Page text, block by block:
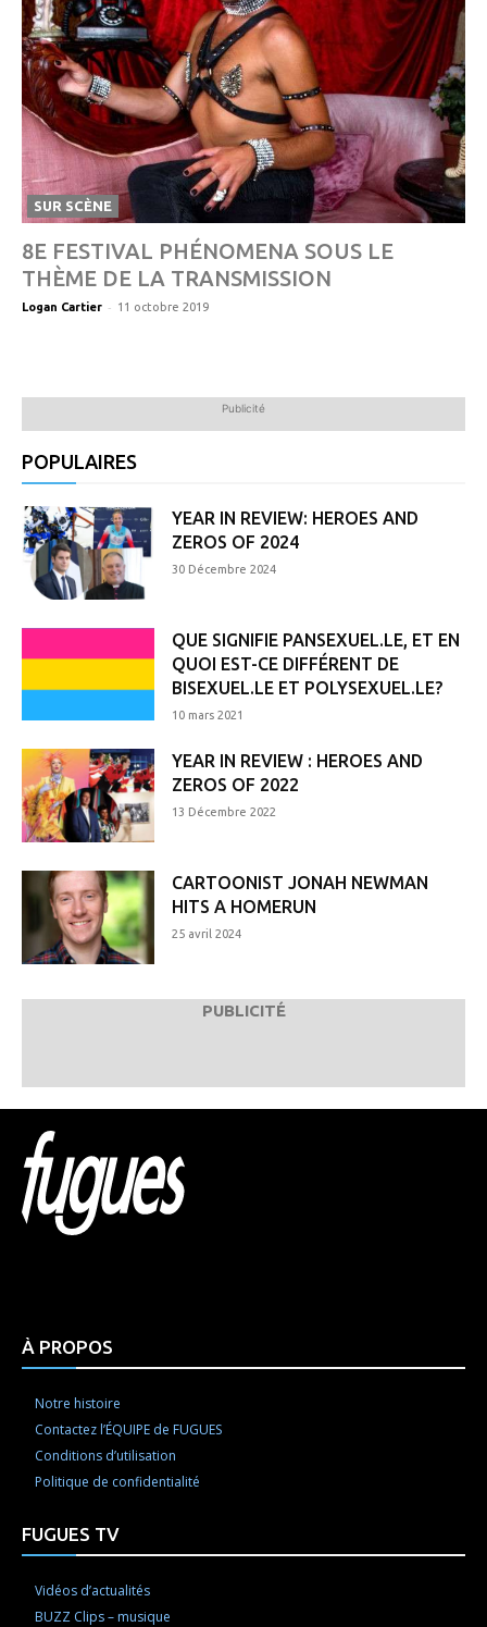
SUR SCÈNE
8E FESTIVAL PHÉNOMENA SOUS LE
THÈME DE LA TRANSMISSION
Logan Cartier - 11 octobre 2019
Publicité
POPULAIRES
YEAR IN REVIEW: HEROES AND
ZEROS OF 2024
30 Décembre 2024
QUE SIGNIFIE PANSEXUEL.LE, ET EN
QUOI EST-CE DIFFÉRENT DE
BISEXUEL.LE ET POLYSEXUEL.LE?
10 mars 2021
YEAR IN REVIEW : HEROES AND
ZEROS OF 2022
13 Décembre 2022
CARTOONIST JONAH NEWMAN
HITS A HOMERUN
25 avril 2024
PUBLICITÉ
À PROPOS
Notre histoire
Contactez l’ÉQUIPE de FUGUES
Conditions d’utilisation
Politique de confidentialité
FUGUES TV
Vidéos d’actualités
BUZZ Clips – musique